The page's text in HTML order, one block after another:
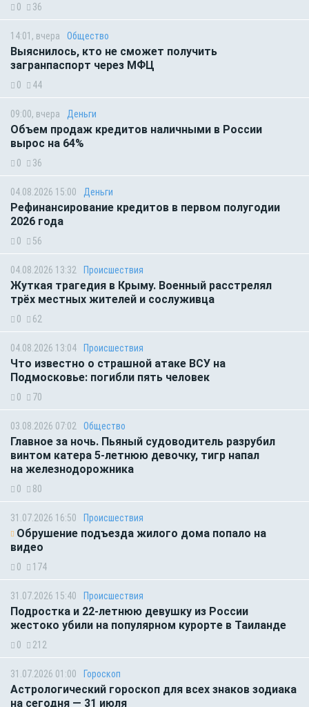
0 36
14:01, вчера Общество
Выяснилось, кто не сможет получить
загранпаспорт через МФЦ
0 44
09:00, вчера Деньги
Объем продаж кредитов наличными в России
вырос на 64%
0 36
04.08.2026 15:00 Деньги
Рефинансирование кредитов в первом полугодии
2026 года
0 56
04.08.2026 13:32 Происшествия
Жуткая трагедия в Крыму. Военный расстрелял
трёх местных жителей и сослуживца
0 62
04.08.2026 13:04 Происшествия
Что известно о страшной атаке ВСУ на
Подмосковье: погибли пять человек
0 70
03.08.2026 07:02 Общество
Главное за ночь. Пьяный судоводитель разрубил
винтом катера 5-летнюю девочку, тигр напал
на железнодорожника
0 80
31.07.2026 16:50 Происшествия
Обрушение подъезда жилого дома попало на
видео
0 174
31.07.2026 15:40 Происшествия
Подростка и 22-летнюю девушку из России
жестоко убили на популярном курорте в Таиланде
0 212
31.07.2026 01:00 Гороскоп
Астрологический гороскоп для всех знаков зодиака
на сегодня — 31 июля